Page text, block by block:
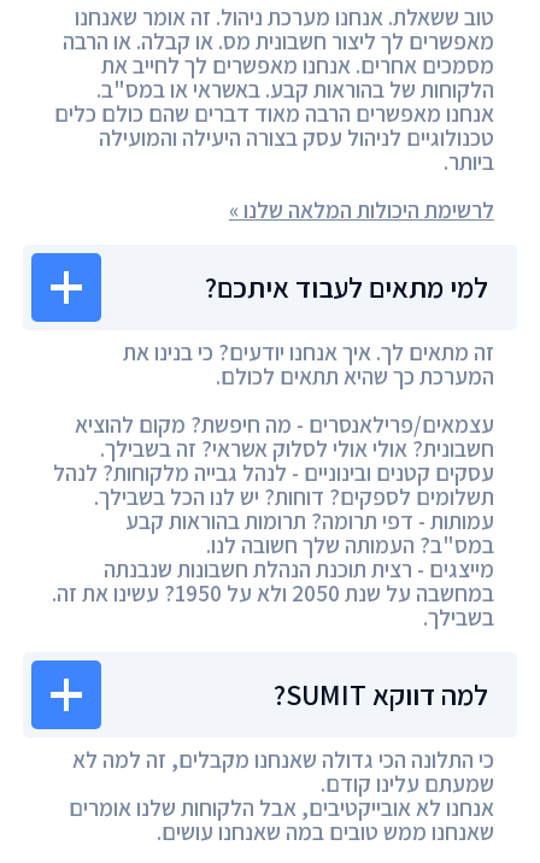
טוב ששאלת. אנחנו מערכת ניהול. זה אומר שאנחנו
מאפשרים לך ליצור חשבונית מס. או קבלה. או הרבה
מסמכים אחרים. אנחנו מאפשרים לך לחייב את
הלקוחות של בהוראות קבע. באשראי או במס"ב.
אנחנו מאפשרים הרבה מאוד דברים שהם כולם כלים
טכנולוגיים לניהול עסק בצורה היעילה והמועילה
ביותר.
לרשימת היכולות המלאה שלנו »
למי מתאים לעבוד איתכם?
זה מתאים לך. איך אנחנו יודעים? כי בנינו את
המערכת כך שהיא תתאים לכולם.
עצמאים/פרילאנסרים - מה חיפשת? מקום להוציא
חשבונית? אולי אולי לסלוק אשראי? זה בשבילך.
עסקים קטנים ובינוניים - לנהל גבייה מלקוחות? לנהל
תשלומים לספקים? דוחות? יש לנו הכל בשבילך.
עמותות - דפי תרומה? תרומות בהוראות קבע
במס"ב? העמותה שלך חשובה לנו.
מייצגים - רצית תוכנת הנהלת חשבונות שנבנתה
במחשבה על שנת 2050 ולא על 1950? עשינו את זה.
בשבילך.
למה דווקא SUMIT?
כי התלונה הכי גדולה שאנחנו מקבלים, זה למה לא
שמעתם עלינו קודם.
אנחנו לא אובייקטיבים, אבל הלקוחות שלנו אומרים
שאנחנו ממש טובים במה שאנחנו עושים.